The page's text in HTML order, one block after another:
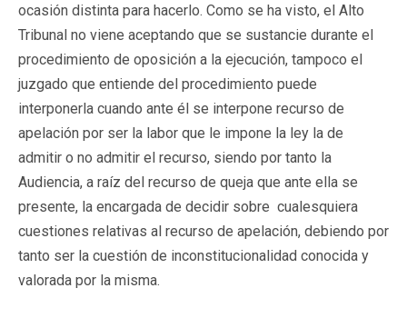
ocasión distinta para hacerlo. Como se ha visto, el Alto
Tribunal no viene aceptando que se sustancie durante el
procedimiento de oposición a la ejecución, tampoco el
juzgado que entiende del procedimiento puede
interponerla cuando ante él se interpone recurso de
apelación por ser la labor que le impone la ley la de
admitir o no admitir el recurso, siendo por tanto la
Audiencia, a raíz del recurso de queja que ante ella se
presente, la encargada de decidir sobre cualesquiera
cuestiones relativas al recurso de apelación, debiendo por
tanto ser la cuestión de inconstitucionalidad conocida y
valorada por la misma.